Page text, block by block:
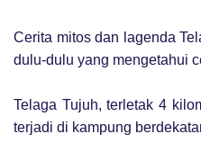
Cerita mitos dan lagenda
dulu-dulu yang mengetahui
Telaga Tujuh, terletak 4
terjadi di kampung